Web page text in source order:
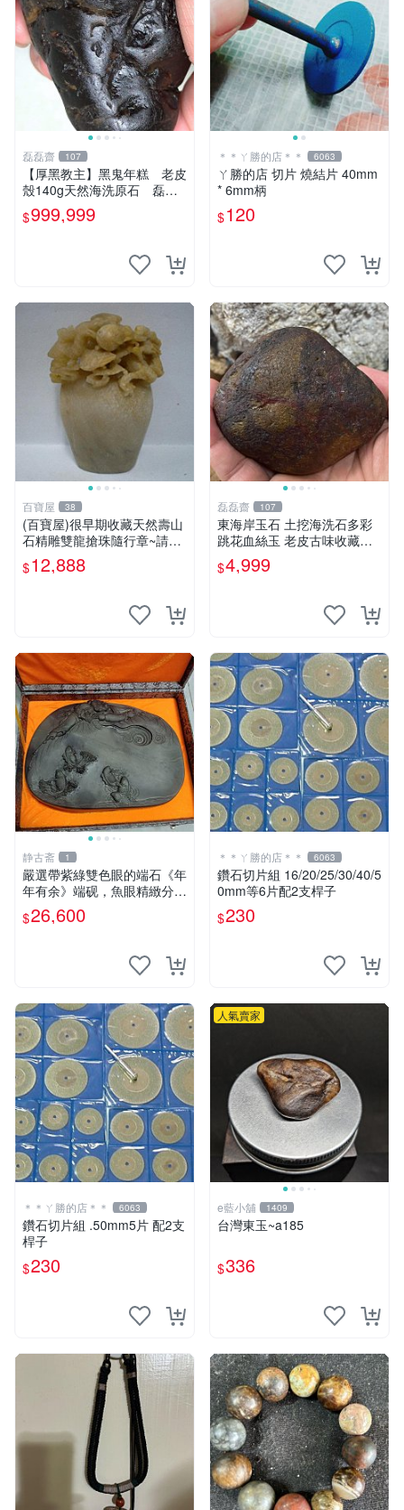
磊磊齋 107
【厚黑教主】黑鬼年糕 老皮
殼140g天然海洗原石 磊磊
齋臺灣花東玉東海岸台灣藍寶
石東玉心臟石皮蛋青老麥芽魚
$999,999
＊＊ㄚ勝的店＊＊ 6063
ㄚ勝的店 切片 燒結片 40mm
* 6mm柄
$120
百寶屋 38
(百寶屋)很早期收藏天然壽山
石精雕雙龍搶珠隨行章~請詳
見照片~特賣價僅給第一標
$12,888
磊磊齋 107
東海岸玉石 土挖海洗石多彩
跳花血絲玉 老皮古味收藏品
重量：4 0 5公克
$4,999
静古斋 1
嚴選帶紫綠雙色眼的端石《年
年有余》端砚，魚眼精緻分
明，名家工藝展現大气風華
號石 端石砚
$26,600
＊＊ㄚ勝的店＊＊ 6063
鑽石切片組 16/20/25/30/40/5
0mm等6片配2支桿子
$230
＊＊ㄚ勝的店＊＊ 6063
鑽石切片組 .50mm5片 配2支
桿子
$230
人氣賣家
e藍小舖 1409
台灣東玉~a185
$336